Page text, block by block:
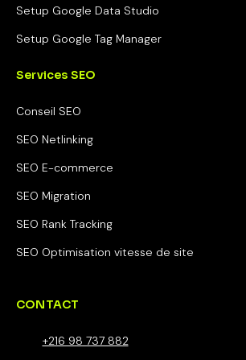
Setup Google Data Studio
Setup Google Tag Manager
Services SEO
Conseil SEO
SEO Netlinking
SEO E-commerce
SEO Migration
SEO Rank Tracking
SEO Optimisation vitesse de site
CONTACT
+216 98 737 882